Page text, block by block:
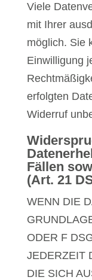
Viele
mit Ihrer
möglich. Sie
Einwilligung
erfolgten
Widerruf
Fällen
(Art. 21
WENN DIE
ODER F
JEDERZEIT
DIE SICH